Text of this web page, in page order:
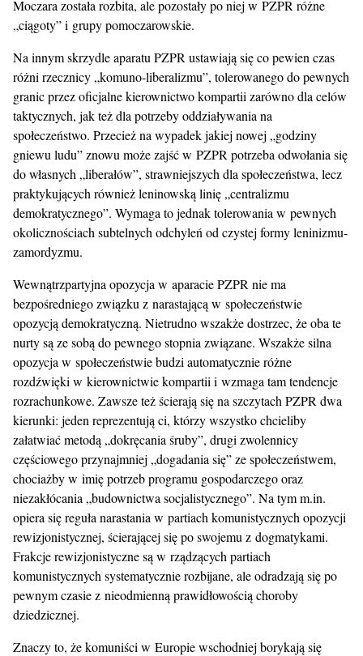
Moczara została rozbita, ale pozostały po niej w PZPR różne
„ciągoty” i grupy pomoczarowskie.
Na innym skrzydle aparatu PZPR ustawiają się co pewien czas
różni rzecznicy „komuno-liberalizmu”, tolerowanego do pewnych
granic przez oficjalne kierownictwo kompartii zarówno dla celów
taktycznych, jak też dla potrzeby oddziaływania na
społeczeństwo. Przecież na wypadek jakiej nowej „godziny
gniewu ludu” znowu może zajść w PZPR potrzeba odwołania się
do własnych „liberałów”, strawniejszych dla społeczeństwa, lecz
praktykujących również leninowską linię „centralizmu
demokratycznego”. Wymaga to jednak tolerowania w pewnych
okolicznościach subtelnych odchyleń od czystej formy leninizmu-
zamordyzmu.
Wewnątrzpartyjna opozycja w aparacie PZPR nie ma
bezpośredniego związku z narastającą w społeczeństwie
opozycją demokratyczną. Nietrudno wszakże dostrzec, że oba te
nurty są ze sobą do pewnego stopnia związane. Wszakże silna
opozycja w społeczeństwie budzi automatycznie różne
rozdźwięki w kierownictwie kompartii i wzmaga tam tendencje
rozrachunkowe. Zawsze też ścierają się na szczytach PZPR dwa
kierunki: jeden reprezentują ci, którzy wszystko chcieliby
załatwiać metodą „dokręcania śruby”, drugi zwolennicy
częściowego przynajmniej „dogadania się” ze społeczeństwem,
chociażby w imię potrzeb programu gospodarczego oraz
niezakłócania „budownictwa socjalistycznego”. Na tym m.in.
opiera się reguła narastania w partiach komunistycznych opozycji
rewizjonistycznej, ścierającej się po swojemu z dogmatykami.
Frakcje rewizjonistyczne są w rządzących partiach
komunistycznych systematycznie rozbijane, ale odradzają się po
pewnym czasie z nieodmienną prawidłowością choroby
dziedzicznej.
Znaczy to, że komuniści w Europie wschodniej borykają się